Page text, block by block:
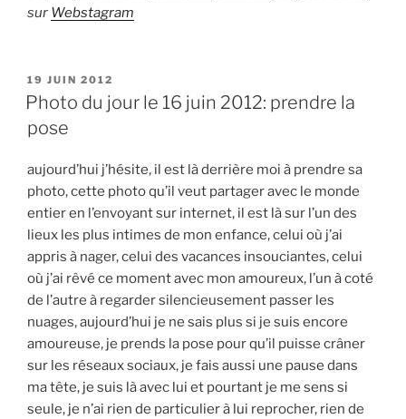
sur Webstagram
PUBLIÉ
LE
19 JUIN 2012
Photo du jour le 16 juin 2012: prendre la
pose
aujourd’hui j’hésite, il est là derrière moi à prendre sa
photo, cette photo qu’il veut partager avec le monde
entier en l’envoyant sur internet, il est là sur l’un des
lieux les plus intimes de mon enfance, celui où j’ai
appris à nager, celui des vacances insouciantes, celui
où j’ai rêvé ce moment avec mon amoureux, l’un à coté
de l’autre à regarder silencieusement passer les
nuages, aujourd’hui je ne sais plus si je suis encore
amoureuse, je prends la pose pour qu’il puisse crâner
sur les réseaux sociaux, je fais aussi une pause dans
ma tête, je suis là avec lui et pourtant je me sens si
seule, je n’ai rien de particulier à lui reprocher, rien de